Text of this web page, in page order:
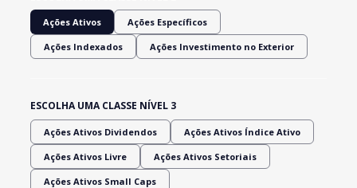
Ações Ativos Ações Específicos
Ações Indexados Ações Investimento no Exterior
ESCOLHA UMA CLASSE NÍVEL 3
Ações Ativos Dividendos Ações Ativos Índice Ativo
Ações Ativos Livre Ações Ativos Setoriais
Ações Ativos Small Caps